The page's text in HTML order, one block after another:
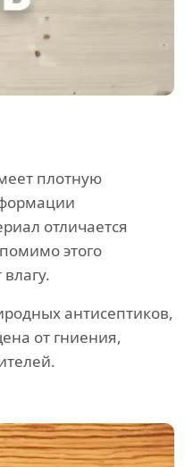
плотную
отличается
этого
антисептиков,
от гниения,